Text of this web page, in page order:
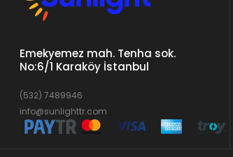
Emekyemez mah. Tenha sok.
No:6/1 Karaköy İstanbul
(532) 7489946
info@sunlighttr.com